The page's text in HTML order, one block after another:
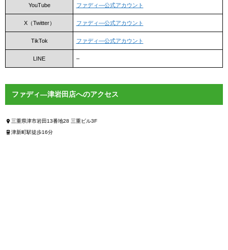
YouTube ファディ―公式アカウント
X（Twitter） ファディ―公式アカウント
TikTok ファディ―公式アカウント
LINE –
ファディ―津岩田店へのアクセス
三重県津市岩田13番地28 三重ビル3F
津新町駅徒歩16分